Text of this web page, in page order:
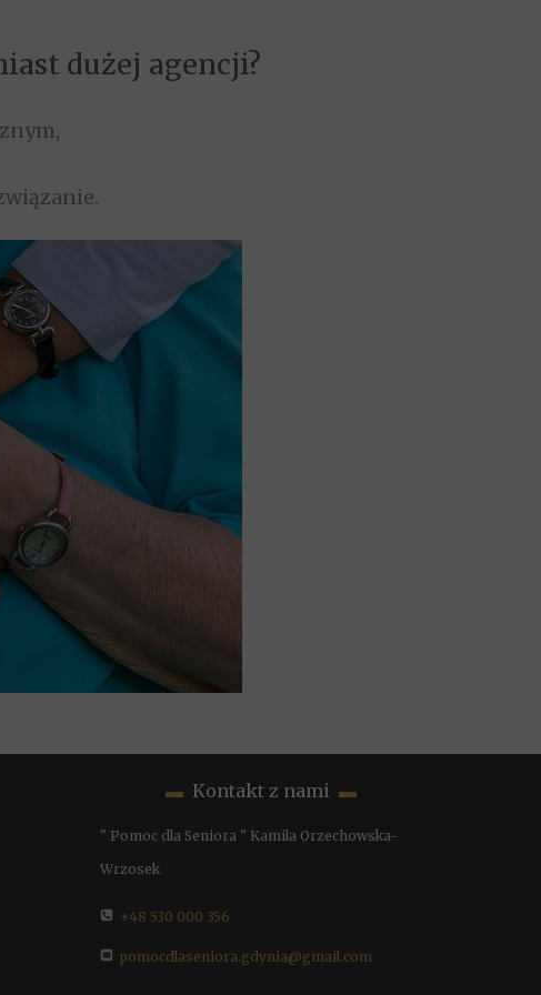
dużej agencji?
▬ Kontakt z nami ▬
" Pomoc dla Seniora " Kamila Orzechowska-
Wrzosek
+48 530 000 356
pomocdlaseniora.gdynia@gmail.com